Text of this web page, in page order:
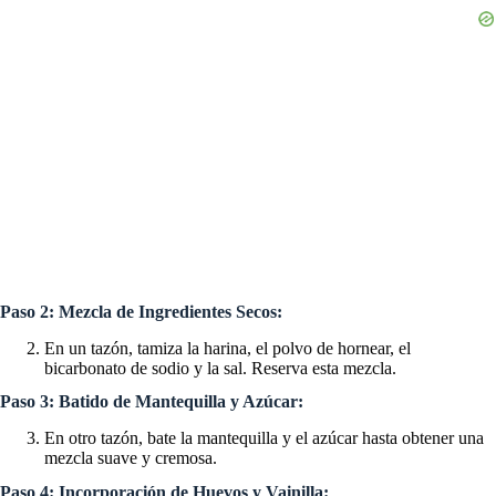
Paso 2: Mezcla de Ingredientes Secos:
En un tazón, tamiza la harina, el polvo de hornear, el
bicarbonato de sodio y la sal. Reserva esta mezcla.
Paso 3: Batido de Mantequilla y Azúcar:
En otro tazón, bate la mantequilla y el azúcar hasta obtener una
mezcla suave y cremosa.
Paso 4: Incorporación de Huevos y Vainilla: